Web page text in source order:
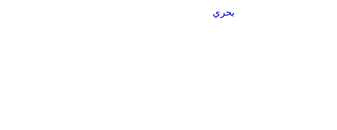
بحري